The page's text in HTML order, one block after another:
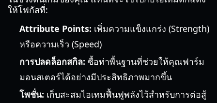
ให้โฟกัสที่:
Attribute Points: เพิ่มความแข็งแกร่ง (Strength)
หรือความเร็ว (Speed)
การปลดล็อกสกิล: ซื้อท่าพื้นฐานที่ช่วยให้คุณฟาร์ม
มอนสเตอร์ได้อย่างมีประสิทธิภาพมากขึ้น
โพชั่น: เก็บสะสมไอเทมฟื้นฟูพลังไว้สำหรับการต่อสู้